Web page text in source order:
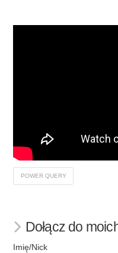
POWER QUERY
Dołącz do
Imię/Nick